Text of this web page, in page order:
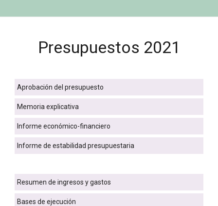
Presupuestos 2021
Aprobación del presupuesto
Memoria explicativa
Informe económico-financiero
Informe de estabilidad presupuestaria
Resumen de ingresos y gastos
Bases de ejecución